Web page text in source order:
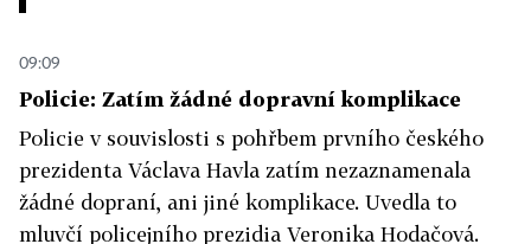
09:09
Policie: Zatím žádné dopravní komplikace
Policie v souvislosti s pohřbem prvního českého
prezidenta Václava Havla zatím nezaznamenala
žádné dopraní, ani jiné komplikace. Uvedla to
mluvčí policejního prezidia Veronika Hodačová.